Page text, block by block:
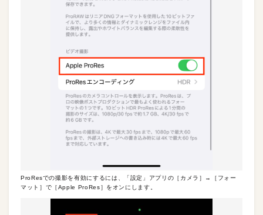
ProResでの撮影を有効にするには、「設定」アプリの［カメラ］→［フォー
マット］で［Apple ProRes］をオンにします。